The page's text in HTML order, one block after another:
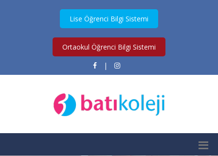
Lise Öğrenci Bilgi Sistemi
Ortaokul Öğrenci Bilgi Sistemi
|